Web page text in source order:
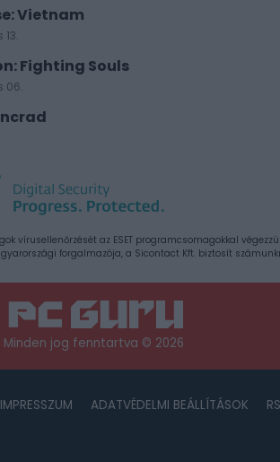
Vietnam
Fighting Souls
06.
vírusellenőrzését az ESET programcsomagokkal
forgalmazója, a Sicontact Kft. biztosít
Minden jog fenntartva © 2026
IMPRESSZUM ADATVÉDELMI BEÁLLÍTÁSOK